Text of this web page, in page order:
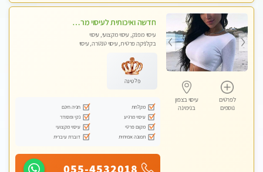
לפרטים
נוספים
עיסוי בצפון
בנימינה
חדשה ואיכותית לעיסוי מרגיע ומפנק VIP-מומלץ לחלוטין! פרטי! ​​​​​​ Highly recommended
עיסוי מפנק, עיסוי מקצועי, עיסוי
בקלניקה פרטית, עיסוי טנטרה, עיסוי
פלטינה
מקלחת
חניה חינם
עיסוי מרגיע
נקי ומסודר
מקום פרטי
עיסוי מקצועי
תמונה אמיתית
דוברת עיברית